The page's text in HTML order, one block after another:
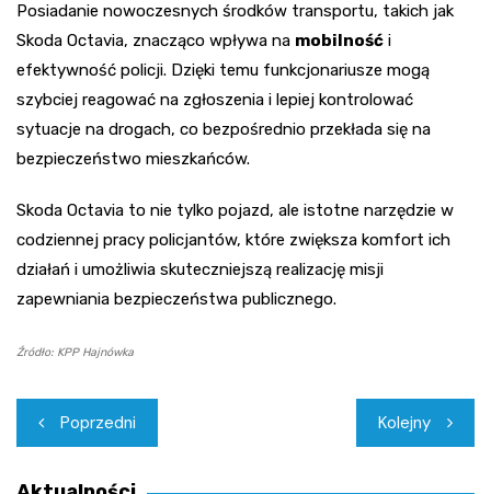
Posiadanie nowoczesnych środków transportu, takich jak
Skoda Octavia, znacząco wpływa na mobilność i
efektywność policji. Dzięki temu funkcjonariusze mogą
szybciej reagować na zgłoszenia i lepiej kontrolować
sytuacje na drogach, co bezpośrednio przekłada się na
bezpieczeństwo mieszkańców.
Skoda Octavia to nie tylko pojazd, ale istotne narzędzie w
codziennej pracy policjantów, które zwiększa komfort ich
działań i umożliwia skuteczniejszą realizację misji
zapewniania bezpieczeństwa publicznego.
Źródło: KPP Hajnówka
Nawigacja
wpisu
Poprzedni Kolejny